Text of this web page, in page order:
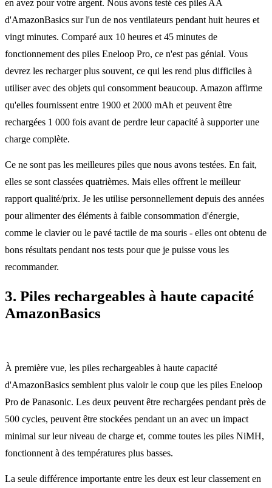
en avez pour votre argent. Nous avons testé ces piles AA
d'AmazonBasics sur l'un de nos ventilateurs pendant huit heures et
vingt minutes. Comparé aux 10 heures et 45 minutes de
fonctionnement des piles Eneloop Pro, ce n'est pas génial. Vous
devrez les recharger plus souvent, ce qui les rend plus difficiles à
utiliser avec des objets qui consomment beaucoup. Amazon affirme
qu'elles fournissent entre 1900 et 2000 mAh et peuvent être
rechargées 1 000 fois avant de perdre leur capacité à supporter une
charge complète.
Ce ne sont pas les meilleures piles que nous avons testées. En fait,
elles se sont classées quatrièmes. Mais elles offrent le meilleur
rapport qualité/prix. Je les utilise personnellement depuis des années
pour alimenter des éléments à faible consommation d'énergie,
comme le clavier ou le pavé tactile de ma souris - elles ont obtenu de
bons résultats pendant nos tests pour que je puisse vous les
recommander.
3. Piles rechargeables à haute capacité
AmazonBasics
À première vue, les piles rechargeables à haute capacité
d'AmazonBasics semblent plus valoir le coup que les piles Eneloop
Pro de Panasonic. Les deux peuvent être rechargées pendant près de
500 cycles, peuvent être stockées pendant un an avec un impact
minimal sur leur niveau de charge et, comme toutes les piles NiMH,
fonctionnent à des températures plus basses.
La seule différence importante entre les deux est leur classement en